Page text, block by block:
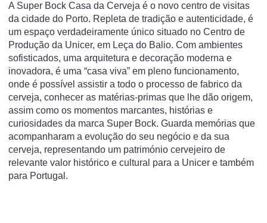
A Super Bock Casa da Cerveja é o novo centro de visitas
da cidade do Porto. Repleta de tradição e autenticidade, é
um espaço verdadeiramente único situado no Centro de
Produção da Unicer, em Leça do Balio. Com ambientes
sofisticados, uma arquitetura e decoração moderna e
inovadora, é uma “casa viva” em pleno funcionamento,
onde é possível assistir a todo o processo de fabrico da
cerveja, conhecer as matérias-primas que lhe dão origem,
assim como os momentos marcantes, histórias e
curiosidades da marca Super Bock. Guarda memórias que
acompanharam a evolução do seu negócio e da sua
cerveja, representando um património cervejeiro de
relevante valor histórico e cultural para a Unicer e também
para Portugal.